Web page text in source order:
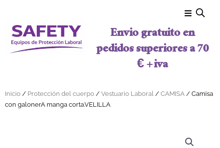
Envio gratuito en
pedidos superiores a 70
€ + iva
Inicio / Protección del cuerpo / Vestuario Laboral / CAMISA / Camisa
con galonerA manga corta.VELILLA